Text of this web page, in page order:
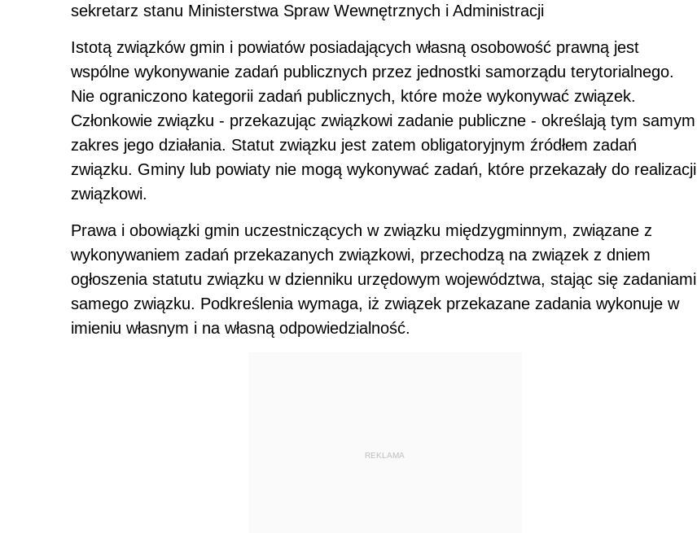
sekretarz stanu Ministerstwa Spraw Wewnętrznych i Administracji
Istotą związków gmin i powiatów posiadających własną osobowość prawną jest
wspólne wykonywanie zadań publicznych przez jednostki samorządu terytorialnego.
Nie ograniczono kategorii zadań publicznych, które może wykonywać związek.
Członkowie związku - przekazując związkowi zadanie publiczne - określają tym samym
zakres jego działania. Statut związku jest zatem obligatoryjnym źródłem zadań
związku. Gminy lub powiaty nie mogą wykonywać zadań, które przekazały do realizacji
związkowi.
Prawa i obowiązki gmin uczestniczących w związku międzygminnym, związane z
wykonywaniem zadań przekazanych związkowi, przechodzą na związek z dniem
ogłoszenia statutu związku w dzienniku urzędowym województwa, stając się zadaniami
samego związku. Podkreślenia wymaga, iż związek przekazane zadania wykonuje w
imieniu własnym i na własną odpowiedzialność.
REKLAMA